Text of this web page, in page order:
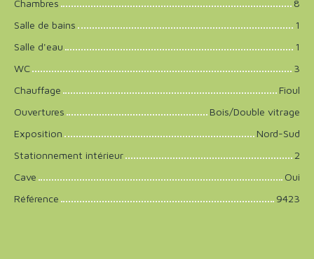
Chambres
8
Salle de bains
1
Salle d'eau
1
WC
3
Chauffage
Fioul
Ouvertures
Bois/Double vitrage
Exposition
Nord-Sud
Stationnement intérieur
2
Cave
Oui
Référence
9423